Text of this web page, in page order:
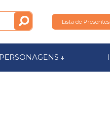
Lista de Presentes
PERSONAGENS